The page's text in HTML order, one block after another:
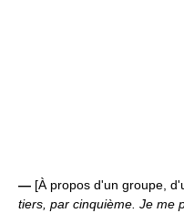
— [À propos d'un groupe,
tiers, par cinquième. Je me